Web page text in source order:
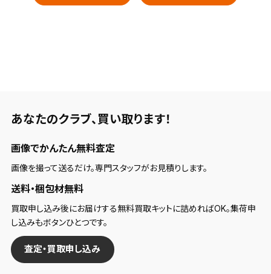
あなたのクラブ、 買い取ります！
画像でかんたん無料査定
画像を撮って送るだけ。専門スタッフがお見積りします。
送料・梱包材無料
買取申し込み後にお届けする無料買取キットに詰めればOK。集荷申
し込みもボタンひとつです。
査定・買取申し込み